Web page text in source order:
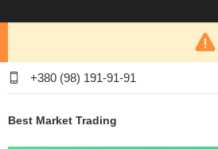
+380 (98) 191-91-91
Best Market Trading